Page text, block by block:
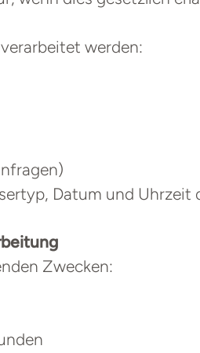
werden:
Datum und Uhrzeit
Zwecken: